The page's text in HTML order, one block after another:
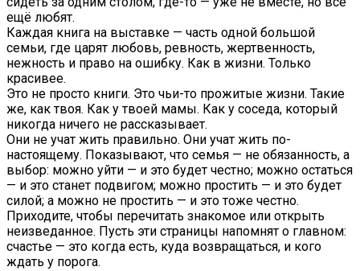
ещё любят.
Каждая книга на выставке — часть одной большой
семьи, где царят любовь, ревность, жертвенность,
нежность и право на ошибку. Как в жизни. Только
красивее.
Это не просто книги. Это чьи-то прожитые жизни. Такие
же, как твоя. Как у твоей мамы. Как у соседа, который
никогда ничего не рассказывает.
Они не учат жить правильно. Они учат жить по-
настоящему. Показывают, что семья — не обязанность, а
выбор: можно уйти — и это будет честно; можно остаться
— и это станет подвигом; можно простить — и это будет
силой; а можно не простить — и это тоже честно.
Приходите, чтобы перечитать знакомое или открыть
неизведанное. Пусть эти страницы напомнят о главном:
счастье — это когда есть, куда возвращаться, и кого
ждать у порога.